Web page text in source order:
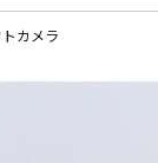
トカメラ